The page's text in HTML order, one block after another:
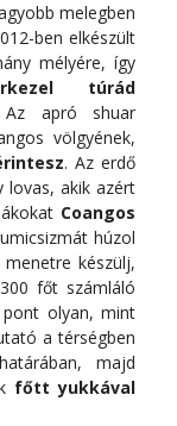
melegben
ben elkészült
mélyére, így
túrád
apró shuar
völgyének,
. Az erdő
lovas, akik azért
Coangos
húzol
készülj,
főt számláló
olyan, mint
a térségben
majd
főtt yukkával